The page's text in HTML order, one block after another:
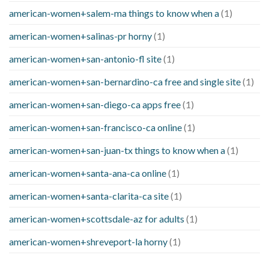
american-women+salem-ma things to know when a(1)
american-women+salinas-pr horny(1)
american-women+san-antonio-fl site(1)
american-women+san-bernardino-ca free and single site(1)
american-women+san-diego-ca apps free(1)
american-women+san-francisco-ca online(1)
american-women+san-juan-tx things to know when a(1)
american-women+santa-ana-ca online(1)
american-women+santa-clarita-ca site(1)
american-women+scottsdale-az for adults (1)
american-women+shreveport-la horny(1)